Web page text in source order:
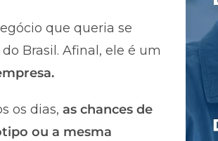
que queria se
Brasil. Afinal, ele é um
os dias, as chances de
ou a mesma